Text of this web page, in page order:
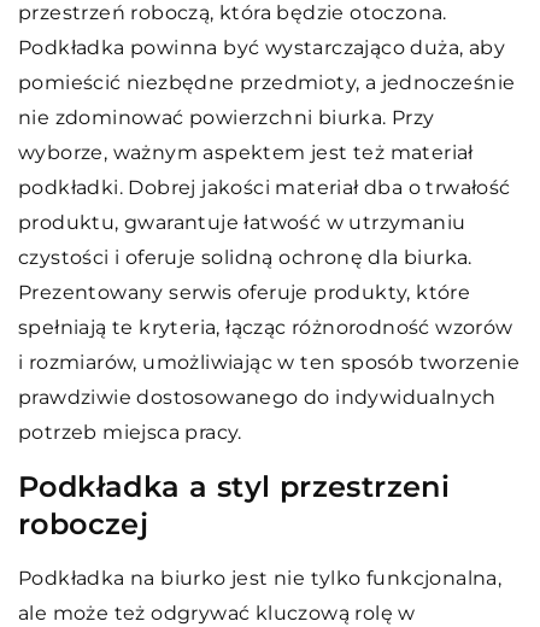
przestrzeń roboczą, która będzie otoczona.
Podkładka powinna być wystarczająco duża, aby
pomieścić niezbędne przedmioty, a jednocześnie
nie zdominować powierzchni biurka. Przy
wyborze, ważnym aspektem jest też materiał
podkładki. Dobrej jakości materiał dba o trwałość
produktu, gwarantuje łatwość w utrzymaniu
czystości i oferuje solidną ochronę dla biurka.
Prezentowany serwis oferuje produkty, które
spełniają te kryteria, łącząc różnorodność wzorów
i rozmiarów, umożliwiając w ten sposób tworzenie
prawdziwie dostosowanego do indywidualnych
potrzeb miejsca pracy.
Podkładka a styl przestrzeni
roboczej
Podkładka na biurko jest nie tylko funkcjonalna,
ale może też odgrywać kluczową rolę w